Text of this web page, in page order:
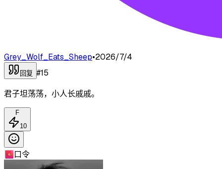
Grey_Wolf_Eats_Sheep•2026/7/4
回复 #15
君子坦荡荡，小人长戚戚。
F
10
🧧口令